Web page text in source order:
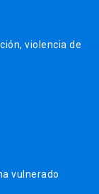
violencia de
vulnerado